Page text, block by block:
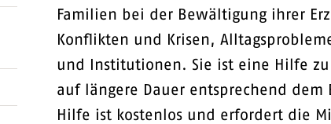
Familien bei der Bewältigung ihrer
Konflikten und Krisen,
und Institutionen. Sie ist eine Hilfe
auf längere Dauer entsprechend
Hilfe ist kostenlos und erfordert die